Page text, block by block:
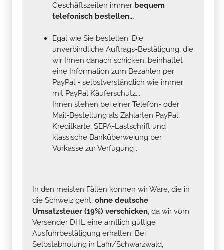
Geschäftszeiten immer bequem
telefonisch bestellen...
Egal wie Sie bestellen: Die
unverbindliche Auftrags-Bestätigung, die
wir Ihnen danach schicken, beinhaltet
eine Information zum Bezahlen per
PayPal - selbstverständlich wie immer
mit PayPal Käuferschutz...
Ihnen stehen bei einer Telefon- oder
Mail-Bestellung als Zahlarten PayPal,
Kreditkarte, SEPA-Lastschrift und
klassische Banküberweiung per
Vorkasse zur Verfügung .
In den meisten Fällen können wir Ware, die in
die Schweiz geht, ohne deutsche
Umsatzsteuer (19%) verschicken, da wir vom
Versender DHL eine amtlich gültige
Ausfuhrbestätigung erhalten. Bei
Selbstabholung in Lahr/Schwarzwald,